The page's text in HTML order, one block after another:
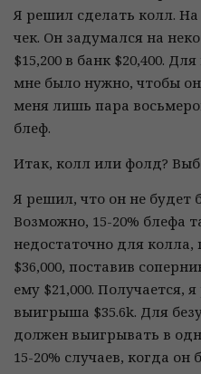
Я решил сделать колл.
чек. Он задумался на
$15,200 в банк $20,400.
мне было нужно, чтобы он
меня лишь пара
блеф.
Итак, колл или фолд?
Я решил, что он не будет
Возможно, 15-20% блефа
недостаточно для колла,
$36,000, поставив
ему $21,000. Получается,
выигрыша $35.6k. Для
должен выигрывать в
15-20% случаев, когда